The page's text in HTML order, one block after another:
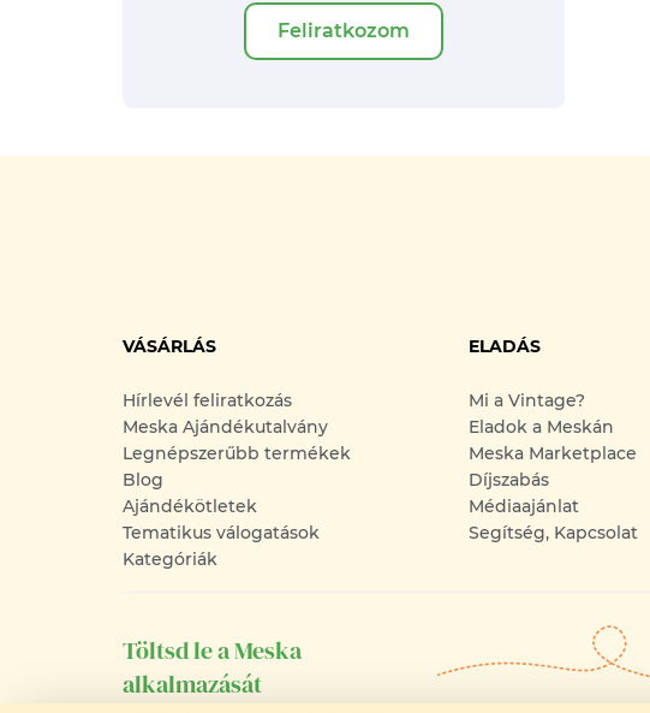
Feliratkozom
VÁSÁRLÁS
Hírlevél feliratkozás
Meska Ajándékutalvány
Legnépszerűbb termékek
Blog
Ajándékötletek
Tematikus válogatások
Kategóriák
ELADÁS
Mi a Vintage?
Eladok a Meskán
Meska Marketplace
Díjszabás
Médiaajánlat
Segítség, Kapcsolat
Töltsd le a Meska
alkalmazását